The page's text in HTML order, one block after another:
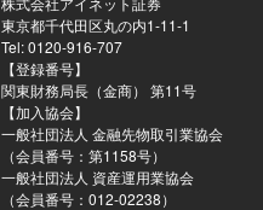
東京都千代田区丸の内1-11-1
Tel: 0120-916-707
【登録番号】
関東財務局長（金商） 第11号
【加入協会】
一般社団法人 金融先物取引業協会
（会員番号：第1158号）
一般社団法人 資産運用業協会
（会員番号：012-02238）